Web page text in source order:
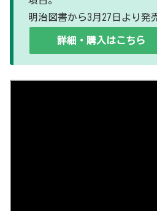
明治図書から3月27日より発
詳細・購入はこちら